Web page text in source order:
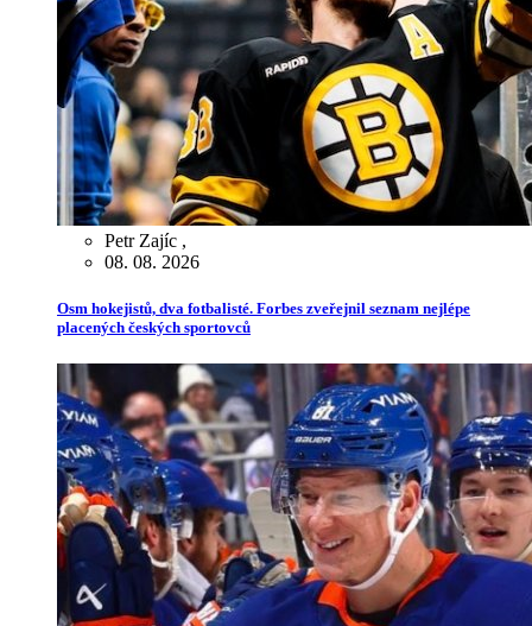
Petr Zajíc ,
08. 08. 2026
Osm hokejistů, dva fotbalisté. Forbes zveřejnil seznam nejlépe
placených českých sportovců